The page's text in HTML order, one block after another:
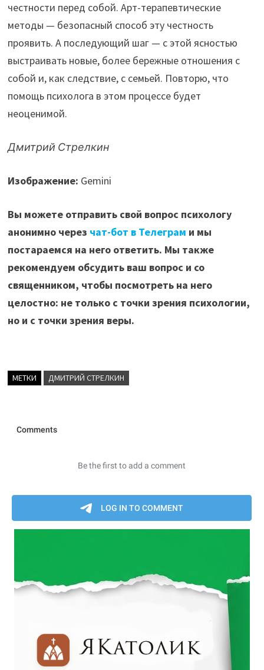
честности перед собой. Арт-терапевтические
методы — безопасный способ эту честность
проявить. А последующий шаг — с этой ясностью
выстраивать новые, более бережные отношения с
собой и, как следствие, с семьей. Повторю, что
помощь психолога в этом процессе будет
неоценимой.
Дмитрий Стрелкин
Изображение: Gemini
Вы можете отправить свой вопрос психологу
анонимно через чат-бот в Телеграм и мы
постараемся на него ответить. Мы также
рекомендуем обсудить ваш вопрос и со
священником, чтобы посмотреть на него
целостно: не только с точки зрения психологии,
но и с точки зрения веры.
МЕТКИ ДМИТРИЙ СТРЕЛКИН